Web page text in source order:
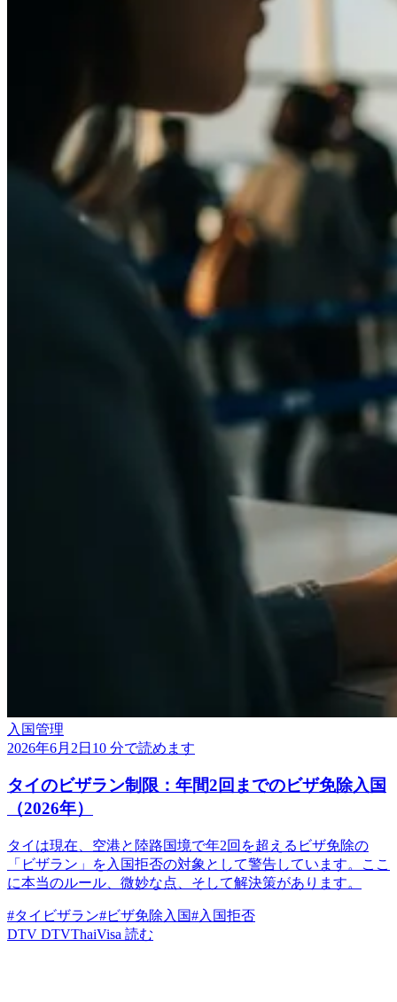
入国管理
2026年6月2日 10 分で読めます
タイのビザラン制限：年間2回までのビザ免除入国
（2026年）
タイは現在、空港と陸路国境で年2回を超えるビザ免除の
「ビザラン」を入国拒否の対象として警告しています。ここ
に本当のルール、微妙な点、そして解決策があります。
#タイビザラン#ビザ免除入国#入国拒否
DTV DTVThaiVisa 読む